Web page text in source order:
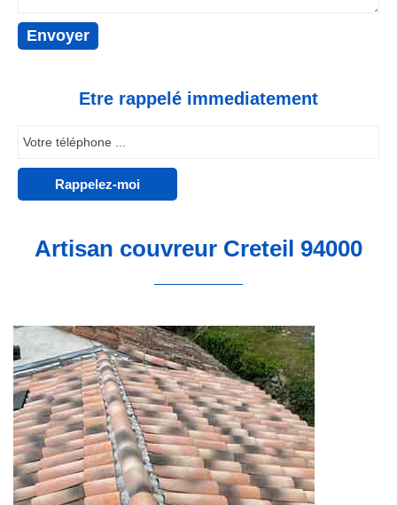
Etre rappelé immediatement
Artisan couvreur Creteil 94000